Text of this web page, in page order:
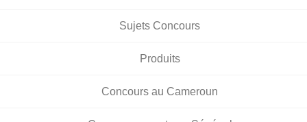
Sujets Concours
Produits
Concours au Cameroun